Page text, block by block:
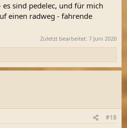
sind pedelec, und für mich
einen radweg - fahrende
Zuletzt bearbeitet: 7 Juni 2020
#18